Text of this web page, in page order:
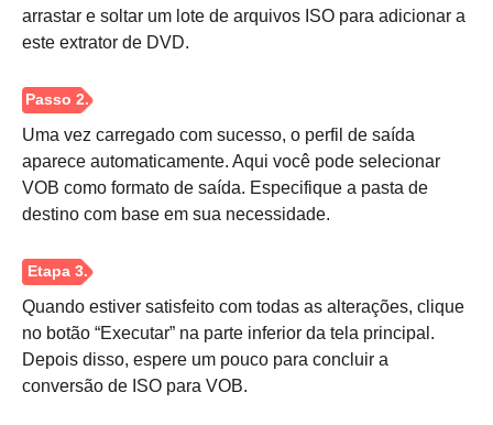
Passo 1.
arrastar e soltar um lote de arquivos ISO para adicionar a
este extrator de DVD.
Uma vez carregado com sucesso, o perfil de saída
aparece automaticamente. Aqui você pode selecionar
VOB como formato de saída. Especifique a pasta de
destino com base em sua necessidade.
Quando estiver satisfeito com todas as alterações, clique
no botão “Executar” na parte inferior da tela principal.
Depois disso, espere um pouco para concluir a
conversão de ISO para VOB.